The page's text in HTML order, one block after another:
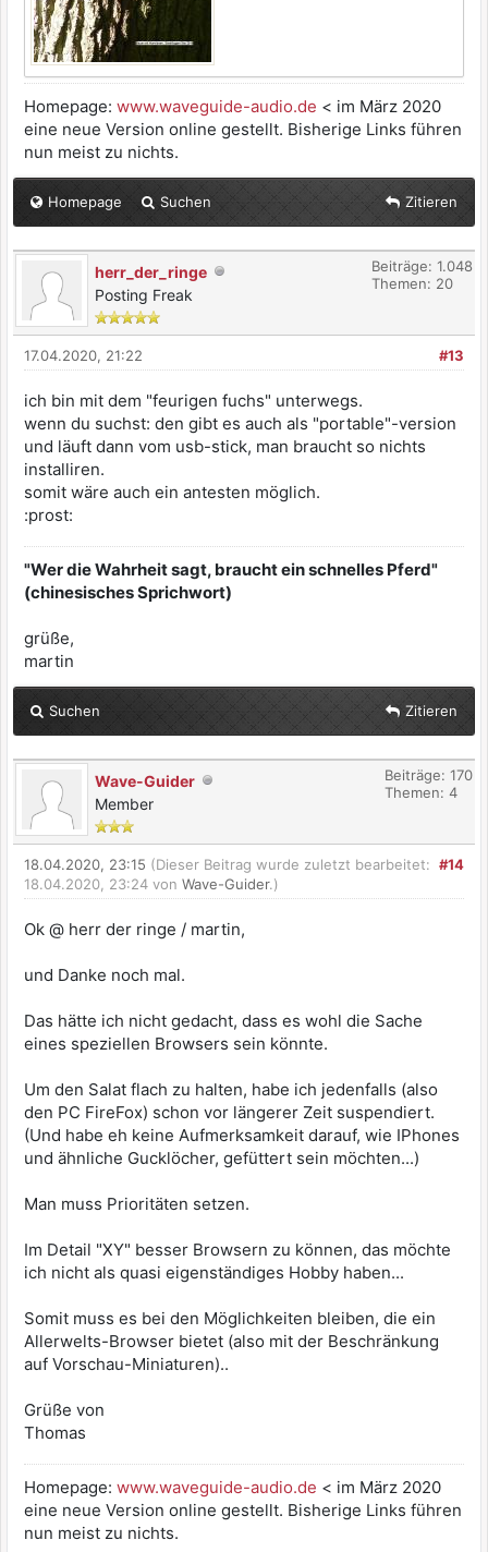
Homepage: www.waveguide-audio.de < im März 2020
eine neue Version online gestellt. Bisherige Links führen
nun meist zu nichts.
Homepage Suchen Zitieren
herr_der_ringe
Posting Freak
Beiträge: 1.048
Themen: 20
#13
17.04.2020, 21:22
ich bin mit dem "feurigen fuchs" unterwegs.
wenn du suchst: den gibt es auch als "portable"-version
und läuft dann vom usb-stick, man braucht so nichts
installiren.
somit wäre auch ein antesten möglich.
:prost:
"Wer die Wahrheit sagt, braucht ein schnelles Pferd"
(chinesisches Sprichwort)
grüße,
martin
Suchen Zitieren
Wave-Guider
Member
Beiträge: 170
Themen: 4
#14
18.04.2020, 23:15 (Dieser Beitrag wurde zuletzt bearbeitet:
18.04.2020, 23:24 von Wave-Guider.)
Ok @ herr der ringe / martin,
und Danke noch mal.
Das hätte ich nicht gedacht, dass es wohl die Sache
eines speziellen Browsers sein könnte.
Um den Salat flach zu halten, habe ich jedenfalls (also
den PC FireFox) schon vor längerer Zeit suspendiert.
(Und habe eh keine Aufmerksamkeit darauf, wie IPhones
und ähnliche Gucklöcher, gefüttert sein möchten...)
Man muss Prioritäten setzen.
Im Detail "XY" besser Browsern zu können, das möchte
ich nicht als quasi eigenständiges Hobby haben...
Somit muss es bei den Möglichkeiten bleiben, die ein
Allerwelts-Browser bietet (also mit der Beschränkung
auf Vorschau-Miniaturen)..
Grüße von
Thomas
Homepage: www.waveguide-audio.de < im März 2020
eine neue Version online gestellt. Bisherige Links führen
nun meist zu nichts.